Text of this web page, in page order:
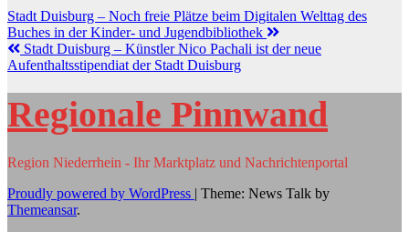
Stadt Duisburg – Noch freie Plätze beim Digitalen Welttag des
Buches in der Kinder- und Jugendbibliothek
Stadt Duisburg – Künstler Nico Pachali ist der neue
Aufenthaltsstipendiat der Stadt Duisburg
Regionale Pinnwand
Region Niederrhein - Ihr Marktplatz und Nachrichtenportal
Proudly powered by WordPress | Theme: News Talk by
Themeansar.